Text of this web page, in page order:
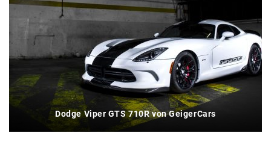
Dodge Viper GTS 710R von GeigerCars